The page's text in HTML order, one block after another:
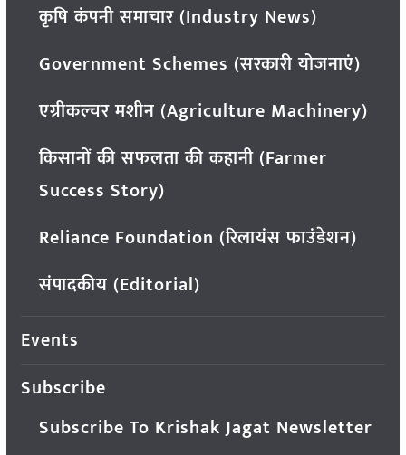
कृषि कंपनी समाचार (Industry News)
Government Schemes (सरकारी योजनाएं)
एग्रीकल्चर मशीन (Agriculture Machinery)
किसानों की सफलता की कहानी (Farmer
Success Story)
Reliance Foundation (रिलायंस फाउंडेशन)
संपादकीय (Editorial)
Events
Subscribe
Subscribe To Krishak Jagat Newsletter